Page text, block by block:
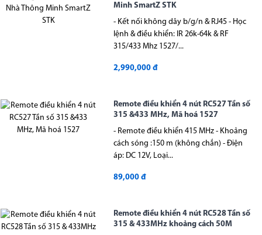
Minh SmartZ STK
- Kết nối không dây b/g/n & RJ45 - Học
lệnh & điều khiển: IR 26k-64k & RF
315/433 Mhz 1527/...
2,990,000 đ
Remote điều khiển 4 nút RC527 Tần số
315 &433 MHz, Mã hoá 1527
- Remote điều khiển 415 MHz - Khoảng
cách sóng :150 m (không chắn) - Điện
áp: DC 12V, Loại...
89,000 đ
Remote điều khiển 4 nút RC528 Tần số
315 & 433MHz khoảng cách 50M